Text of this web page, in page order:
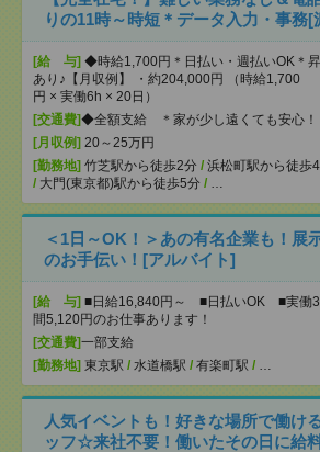
りの11時～時短＊データ入力・事務[
[給 与] ◆時給1,700円＊日払い・週払いOK＊
あり♪【月収例】 ・約204,000円 （時給1,700
円 × 実働6h × 20日）
[交通費]◆全額支給 ＊家が少し遠くても安心！
[月収例] 20～25万円
[勤務地] 竹芝駅から徒歩2分 / 浜松町駅から徒歩
/ 大門(東京都)駅から徒歩5分 / …
＜1日～OK！＞あの有名企業も！展
のお手伝い！[アルバイト]
[給 与] ■日給16,840円～ ■日払いOK ■実働
間5,120円のお仕事あります！
[交通費]一部支給
[勤務地] 東京駅 / 水道橋駅 / 有楽町駅 / …
人気イベントも！好きな場所で働け
ッフ☆来社不要！働いたその日に給